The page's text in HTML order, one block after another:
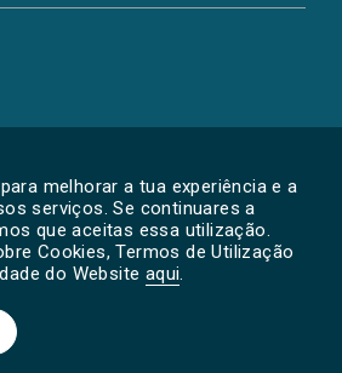
melhorar a tua experiência e a
serviços. Se continuares a
que aceitas essa utilização.
Cookies, Termos de Utilização
do Website aqui.
© PAN 2026